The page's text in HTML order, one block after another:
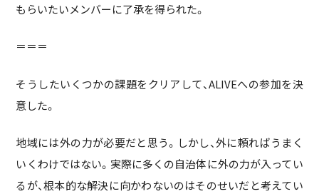
もらいたいメンバーに了承を得られた。
＝＝＝
そうしたいくつかの課題をクリアして、ALIVEへの参加を決
意した。
地域には外の力が必要だと思う。しかし、外に頼ればうまく
いくわけではない。実際に多くの自治体に外の力が入ってい
るが、根本的な解決に向かわないのはそのせいだと考えてい